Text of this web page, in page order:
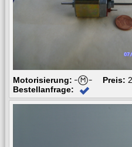
Motorisierung:
Preis:
Bestellanfrage: